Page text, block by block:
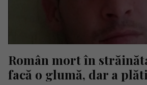
Român mort în
facă o glumă, dar a